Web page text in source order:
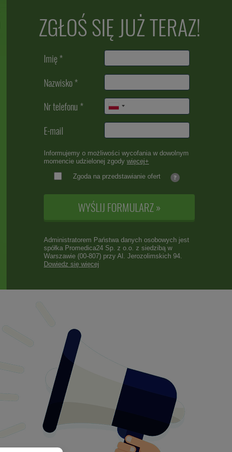
ZGŁOŚ SIĘ JUŻ TERAZ!
Imię *
Nazwisko *
Nr telefonu *
E-mail
Informujemy o możliwości wycofania w dowolnym
momencie udzielonej zgody więcej+
Zgoda na przedstawianie ofert
WYŚLIJ FORMULARZ »
Administratorem Państwa danych osobowych jest
spółka Promedica24 Sp. z o.o. z siedzibą w
Warszawie (00-807) przy Al. Jerozolimskich 94.
Dowiedz się więcej